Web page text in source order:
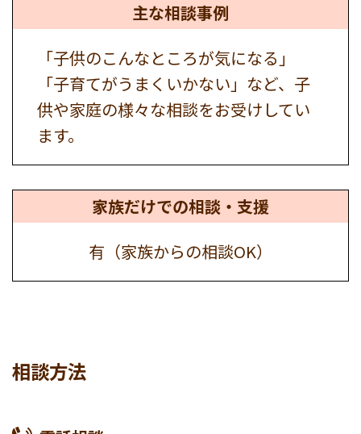
主な相談事例
「子供のこんなところが気になる」
「子育てがうまくいかない」など、子
供や家庭の様々な相談をお受けしてい
ます。
家族だけでの相談・支援
有（家族からの相談OK）
相談方法